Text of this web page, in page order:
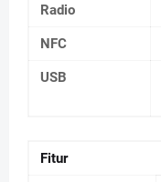
Radio
NFC
USB
Fitur